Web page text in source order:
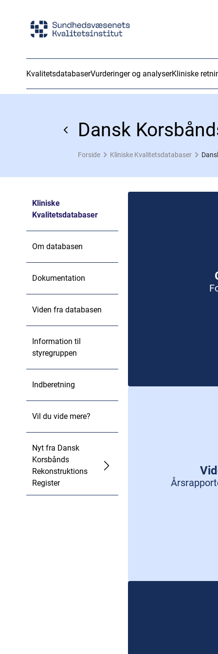
KvalitetsdatabaserVurderinger og analyserKliniske
Dansk
Forside Kliniske Kvalitetsdatabaser
Kliniske
Kvalitetsdatabaser
Om databasen
Dokumentation
Viden fra databasen
Information til
styregruppen
Indberetning
Vil du vide mere?
Nyt fra Dansk
Korsbånds
Rekonstruktions
Register